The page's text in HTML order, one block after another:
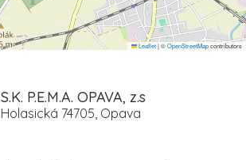
Leaflet|©OpenStreetMapcontributors
S.K. P.E.M.A. OPAVA, z.s
Holasická 74705, Opava